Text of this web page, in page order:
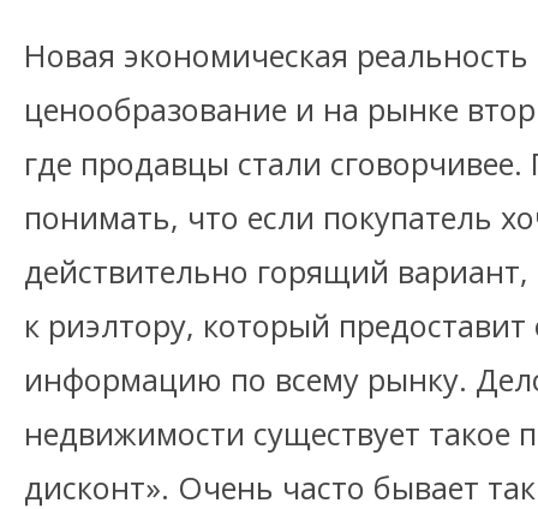
Новая экономическая
ценообразование и на рынке
где продавцы стали
понимать, что если покупатель
действительно горящий вариант,
к риэлтору, который
информацию по всему рынку.
недвижимости существует такое
дисконт». Очень часто бывает